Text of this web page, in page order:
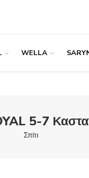
WELLA
5-7
Σπίτι